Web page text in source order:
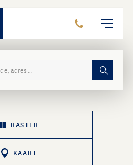
ons aanbod
RASTER
KAART